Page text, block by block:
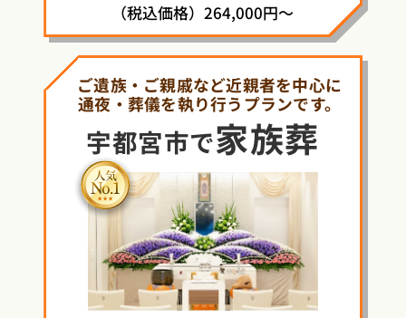
（税込価格）264,000円～
ご遺族・ご親戚など近親者を中心に
通夜・葬儀を執り行うプランです。
宇都宮市で家族葬